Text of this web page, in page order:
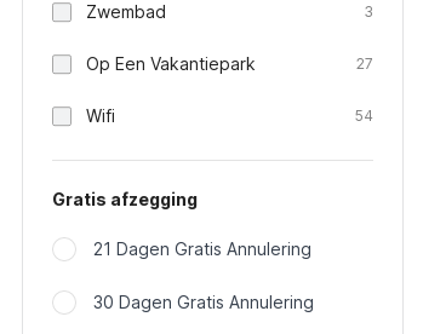
Zwembad 3
Op Een Vakantiepark 27
Wifi 54
Gratis afzegging
21 Dagen Gratis Annulering
30 Dagen Gratis Annulering